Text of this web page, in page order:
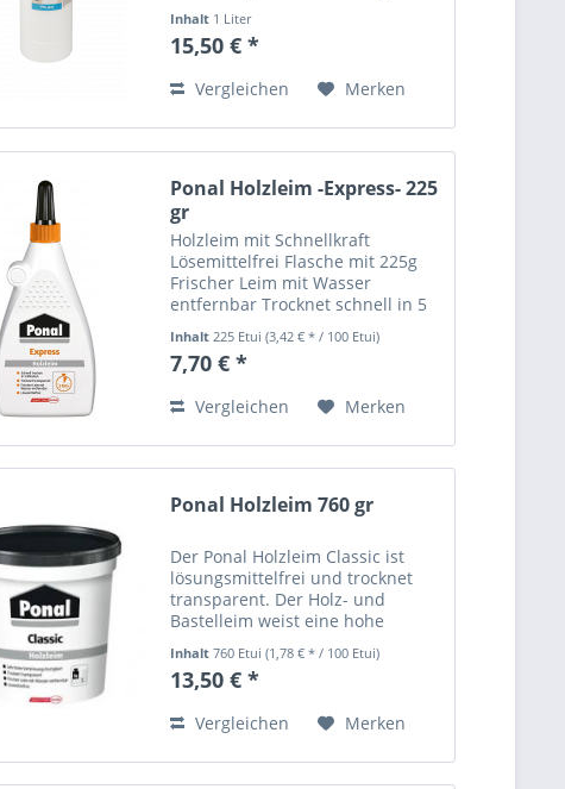
Papier,Karton,Holz und Textil kalt
auswaschbar Angaben zur
Inhalt 1 Liter
15,50 € *
Vergleichen Merken
Ponal Holzleim -Express- 225
gr
Holzleim mit Schnellkraft
Lösemittelfrei Flasche mit 225g
Frischer Leim mit Wasser
entfernbar Trocknet schnell in 5
Produktsicherheit (GPSR) Name
des Herstellers: Mustermann
Ort:...
Inhalt 225 Etui(3,42 € * / 100 Etui)
7,70 € *
Vergleichen Merken
Ponal Holzleim 760 gr
Der Ponal Holzleim Classic ist
lösungsmittelfrei und trocknet
transparent. Der Holz- und
Bastelleim weist eine hohe
ein frischer Leim, der mit Wasser
entfernt werden kann.
Inhalt760 Etui(1,78 € * / 100 Etui)
13,50 € *
Vergleichen Merken